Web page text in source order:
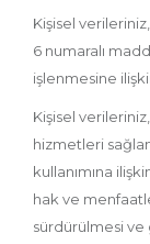
Kişisel
6 numaralı
işlenmesine
Kişisel
hizmetleri
kullanımına
hak ve
sürdürülmesi ve